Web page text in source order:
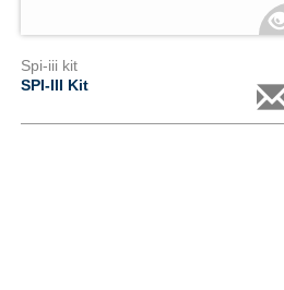
Spi-iii kit
SPI-III Kit